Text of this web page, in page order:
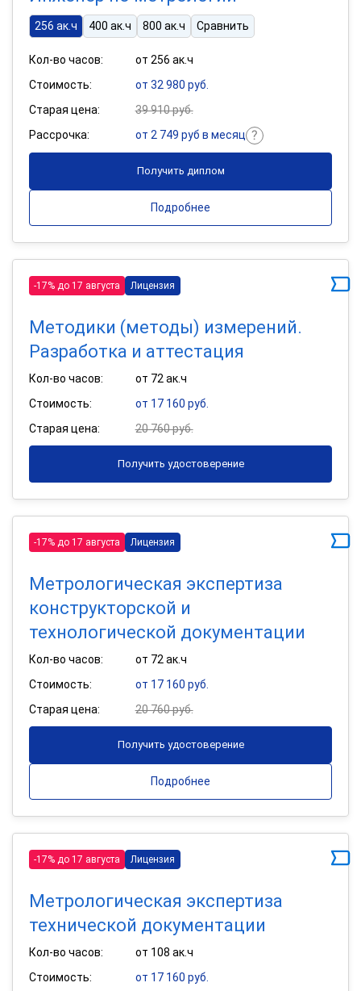
256 ак.ч 400 ак.ч 800 ак.ч Сравнить
Кол-во часов:
от 256 ак.ч
Стоимость:
от 32 980 руб.
Старая цена:
39 910 руб.
Рассрочка:
от 2 749 руб в месяц
Получить диплом
Подробнее
-17% до 17 августа Лицензия
Методики (методы) измерений.
Разработка и аттестация
Кол-во часов:
от 72 ак.ч
Стоимость:
от 17 160 руб.
Старая цена:
20 760 руб.
Получить удостоверение
-17% до 17 августа Лицензия
Метрологическая экспертиза
конструкторской и
технологической документации
Кол-во часов:
от 72 ак.ч
Стоимость:
от 17 160 руб.
Старая цена:
20 760 руб.
Получить удостоверение
Подробнее
-17% до 17 августа Лицензия
Метрологическая экспертиза
технической документации
Кол-во часов:
от 108 ак.ч
Стоимость:
от 17 160 руб.